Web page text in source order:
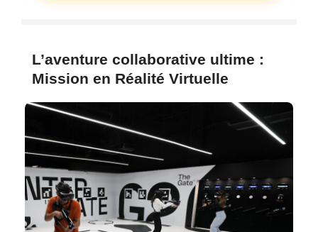
L’aventure collaborative ultime :
Mission en Réalité Virtuelle